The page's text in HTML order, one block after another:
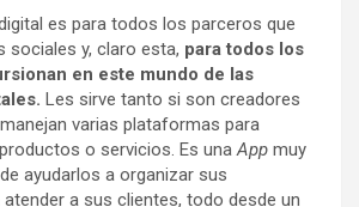
es para todos los parceros que
sociales y, claro esta, para todos los
en este mundo de las
Les sirve tanto si son creadores
varias plataformas para
o servicios. Es unaApp muy
ayudarlos a organizar sus
a sus clientes, todo desde un